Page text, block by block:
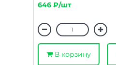
646 ₽/шт
В корзину